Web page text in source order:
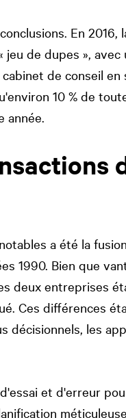
En 2016,
de dupes »,
de conseil
10 % de
année.
a été la
1990. Bien que
deux entreprises
Ces différences
décisionnels, les
et d'erreur